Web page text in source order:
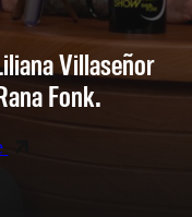
Villaseñor
Fonk.